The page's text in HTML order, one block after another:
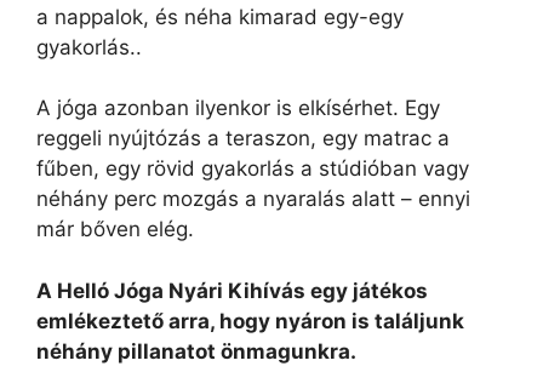
a nappalok, és néha kimarad egy-egy
gyakorlás..
A jóga azonban ilyenkor is elkísérhet. Egy
reggeli nyújtózás a teraszon, egy matrac a
fűben, egy rövid gyakorlás a stúdióban vagy
néhány perc mozgás a nyaralás alatt – ennyi
már bőven elég.
A Helló Jóga Nyári Kihívás egy játékos
emlékeztető arra, hogy nyáron is találjunk
néhány pillanatot önmagunkra.